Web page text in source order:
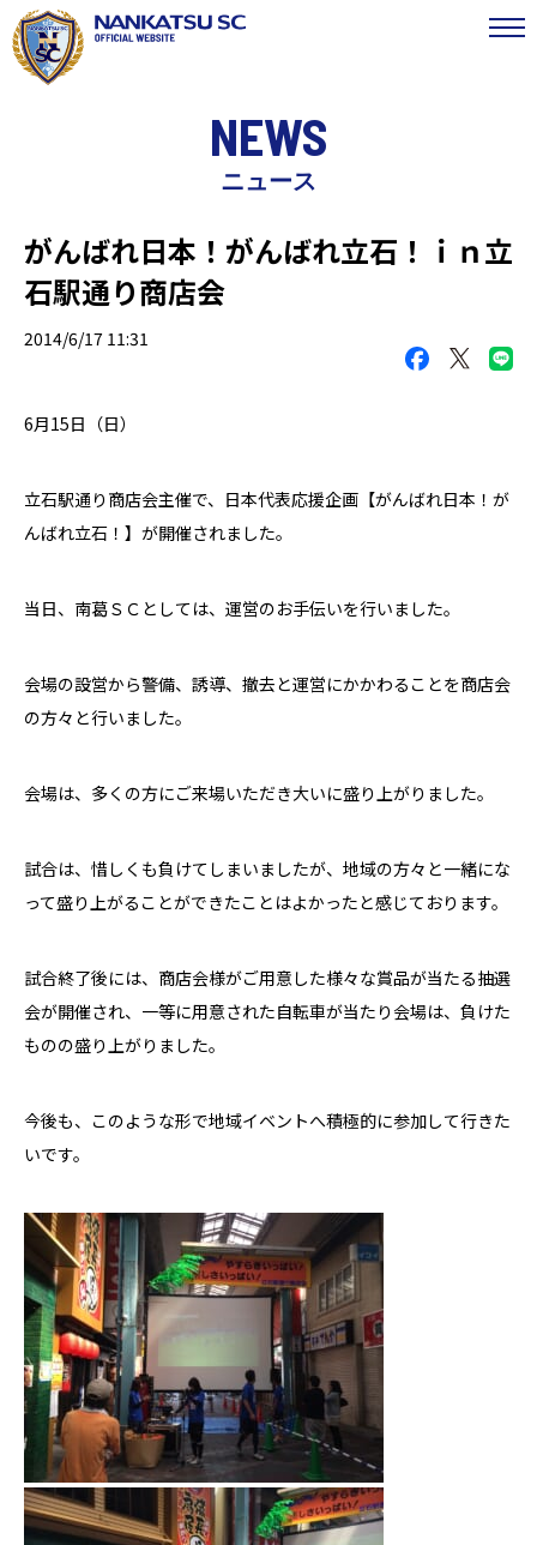
NEWS
ニュース
がんばれ日本！がんばれ立石！ｉｎ立
石駅通り商店会
2014/6/17 11:31
6月15日（日）
立石駅通り商店会主催で、日本代表応援企画【がんばれ日本！が
んばれ立石！】が開催されました。
当日、南葛ＳＣとしては、運営のお手伝いを行いました。
会場の設営から警備、誘導、撤去と運営にかかわることを商店会
の方々と行いました。
会場は、多くの方にご来場いただき大いに盛り上がりました。
試合は、惜しくも負けてしまいましたが、地域の方々と一緒にな
って盛り上がることができたことはよかったと感じております。
試合終了後には、商店会様がご用意した様々な賞品が当たる抽選
会が開催され、一等に用意された自転車が当たり会場は、負けた
ものの盛り上がりました。
今後も、このような形で地域イベントへ積極的に参加して行きた
いです。